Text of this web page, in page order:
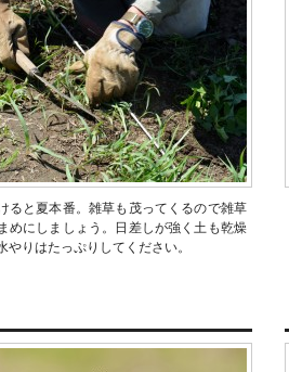
ると夏本番。雑草も茂ってくるので雑草
めにしましょう。日差しが強く土も乾燥
やりはたっぷりしてください。